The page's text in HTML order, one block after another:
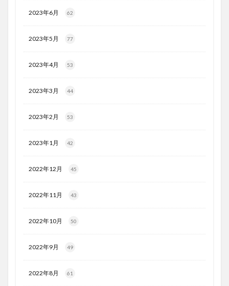
2023年6月 62
2023年5月 77
2023年4月 53
2023年3月 44
2023年2月 53
2023年1月 42
2022年12月 45
2022年11月 43
2022年10月 50
2022年9月 49
2022年8月 61